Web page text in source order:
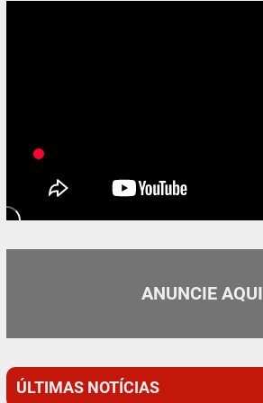
ANUNCIE AQUI
ÚLTIMAS NOTÍCIAS